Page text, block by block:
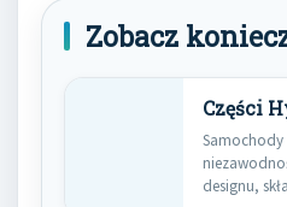
Zobacz
Części
Samochody
designu,